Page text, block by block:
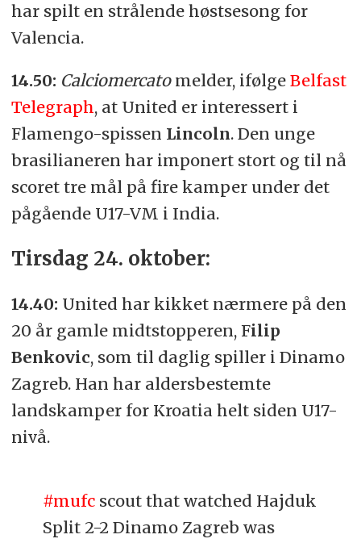
har spilt en strålende høstsesong for
Valencia.
14.50: Calciomercatomelder, ifølge Belfast
Telegraph, at United er interessert i
Flamengo-spissen Lincoln. Den unge
brasilianeren har imponert stort og til nå
scoret tre mål på fire kamper under det
pågående U17-VM i India.
Tirsdag 24. oktober:
14.40: United har kikket nærmere på den
20 år gamle midtstopperen, Filip
Benkovic, som til daglig spiller i Dinamo
Zagreb. Han har aldersbestemte
landskamper for Kroatia helt siden U17-
nivå.
#mufc scout that watched Hajduk
Split 2-2 Dinamo Zagreb was